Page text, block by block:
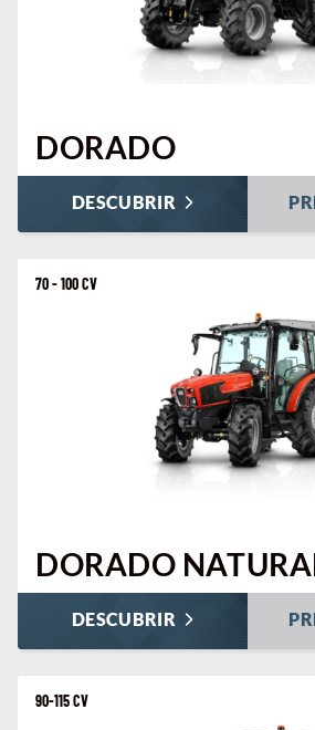
DORADO
DESCUBRIR
70 - 100 CV
DORADO
DESCUBRIR
90-115 CV